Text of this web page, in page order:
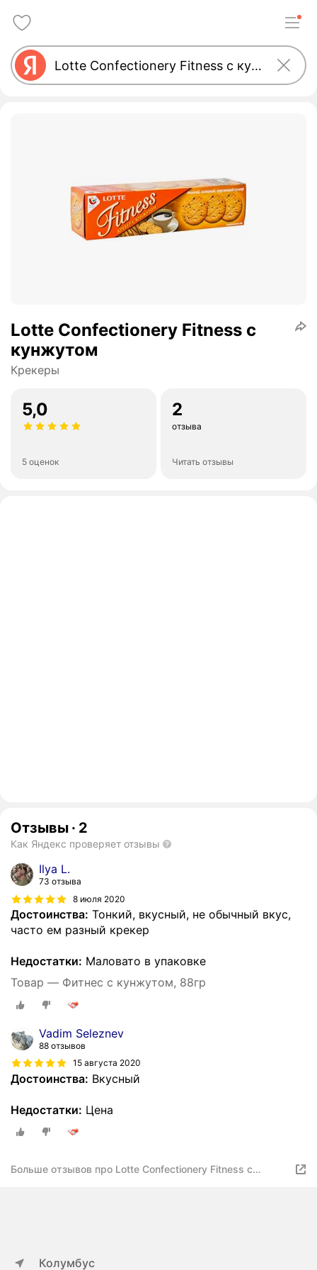
Lotte Confectionery Fitness с
кунжутом
Крекеры
5,0
5 оценок
2
отзыва
Читать отзывы
Отзывы · 2
Как Яндекс проверяет отзывы
Ilya L.
73 отзыва
8 июля 2020
Достоинства: Тонкий, вкусный, не обычный вкус,
часто ем разный крекер
Недостатки: Маловато в упаковке
Товар — Фитнес с кунжутом, 88гр
Vadim Seleznev
88 отзывов
15 августа 2020
Достоинства: Вкусный
Недостатки: Цена
Больше отзывов про Lotte Confectionery Fitness с
Колумбус